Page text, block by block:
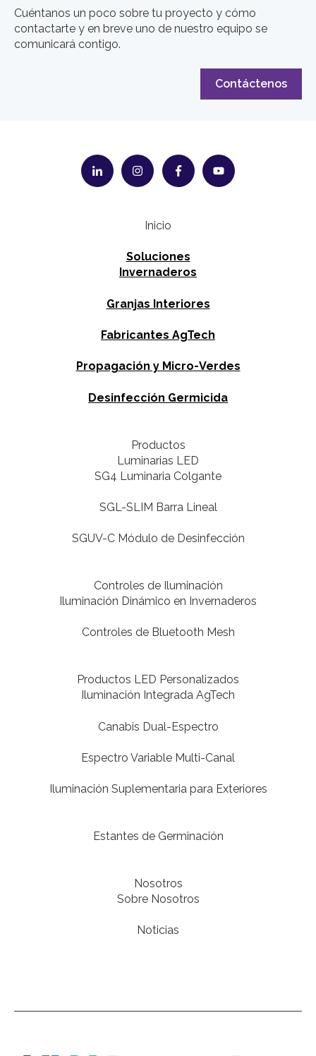
Cuéntanos un poco sobre tu proyecto y cómo
contactarte y en breve uno de nuestro equipo se
comunicará contigo.
Contáctenos
Inicio
Soluciones
Invernaderos
Granjas Interiores
Fabricantes AgTech
Propagación y Micro-Verdes
Desinfección Germicida
Productos
Luminarias LED
SG4 Luminaria Colgante
SGL-SLIM Barra Lineal
SGUV-C Módulo de Desinfección
Controles de Iluminación
Iluminación Dinámico en Invernaderos
Controles de Bluetooth Mesh
Productos LED Personalizados
Iluminación Integrada AgTech
Canabis Dual-Espectro
Espectro Variable Multi-Canal
Iluminación Suplementaria para Exteriores
Estantes de Germinación
Nosotros
Sobre Nosotros
Noticias